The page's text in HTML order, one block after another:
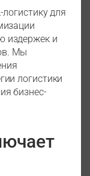
для
издержек и
Мы
логистики
бизнес-